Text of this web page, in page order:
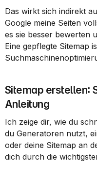
Das wirkt sich indirekt
Google meine Seiten
es sie besser bewerten
Eine gepflegte Sitemap
Sitemap erstellen:
Anleitung
Ich zeige dir, wie du
du Generatoren nutzt,
oder deine Sitemap an
dich durch die